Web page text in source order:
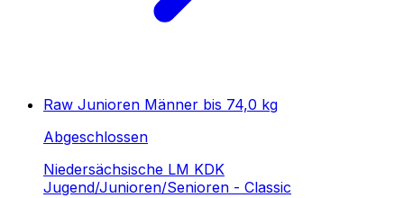
Raw Junioren Männer bis 74,0 kg
Abgeschlossen
Niedersächsische LM KDK
Jugend/Junioren/Senioren - Classic